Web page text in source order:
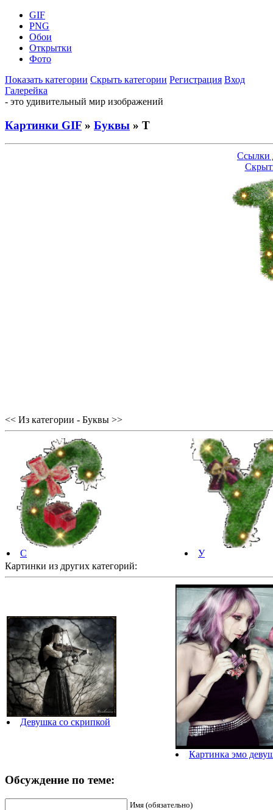
GIF
PNG
Обои
Открытки
Фото
Показать категории Скрыть категории Регистрация Вход
Галерейка
- это удивительный мир изображений
Картинки GIF » Буквы » Т
Ссылки
<< Из категории - Буквы >>
С
У
Картинки из других категорий:
Девушка со скрипкой
Картинка эмо
Обсуждение по теме:
Имя (обязательно)